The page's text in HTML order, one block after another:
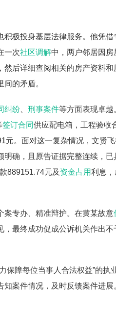
极投身基层法律服务。他凭借
一次社区调解中，两户邻居因
后详细查阅相关的房产资料
的矛盾。
纠纷 刑事案件等方面表现卓越
签订合同供应配电箱，工程验收
元。面对这一复杂情况，文贤
确，且原告证据完整连续，
889151.74元及 资金占用利息
案专办、精准辩护。在黄某故意
，最终成功促成公诉机关作出不
保障每位当事人合法权益”的执
知案件情况，及时反馈案件进